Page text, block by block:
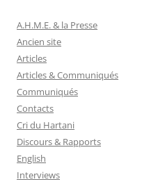
A.H.M.E. & la Presse
Ancien site
Articles
Articles & Communiqués
Communiqués
Contacts
Cri du Hartani
Discours & Rapports
English
Interviews